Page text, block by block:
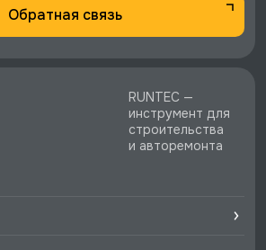
Обратная связь
RUNTEC —
инструмент для
строительства
и авторемонта